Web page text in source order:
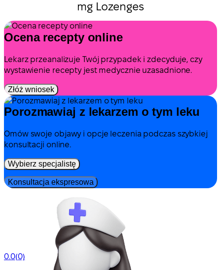
mg Lozenges
Ocena recepty online
Lekarz przeanalizuje Twój przypadek i zdecyduje, czy
wystawienie recepty jest medycznie uzasadnione.
Złóż wniosek
Porozmawiaj z lekarzem o tym leku
Omów swoje objawy i opcje leczenia podczas szybkiej
konsultacji online.
Wybierz specjalistę
Konsultacja ekspresowa
0.0(0)